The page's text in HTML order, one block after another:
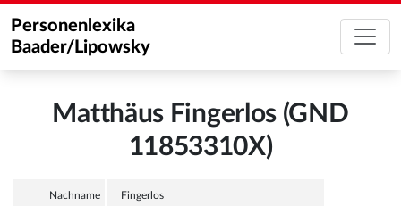
Personenlexika
Baader/Lipowsky
Matthäus Fingerlos (GND
11853310X)
Nachname Fingerlos